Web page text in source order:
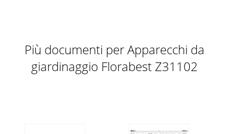
Più documenti per Apparecchi da
giardinaggio Florabest Z31102